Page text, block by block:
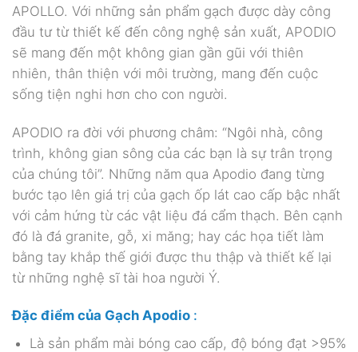
APOLLO. Với những sản phẩm gạch được dày công
đầu tư từ thiết kế đến công nghệ sản xuất, APODIO
sẽ mang đến một không gian gần gũi với thiên
nhiên, thân thiện với môi trường, mang đến cuộc
sống tiện nghi hơn cho con người.
APODIO ra đời với phương châm: “Ngôi nhà, công
trình, không gian sông của các bạn là sự trân trọng
của chúng tôi”. Những năm qua Apodio đang từng
bước tạo lên giá trị của gạch ốp lát cao cấp bậc nhất
với cảm hứng từ các vật liệu đá cẩm thạch. Bên cạnh
đó là đá granite, gỗ, xi măng; hay các họa tiết làm
bằng tay khắp thế giới được thu thập và thiết kế lại
từ những nghệ sĩ tài hoa người Ý.
Đặc điểm của Gạch Apodio :
Là sản phẩm mài bóng cao cấp, độ bóng đạt >95%